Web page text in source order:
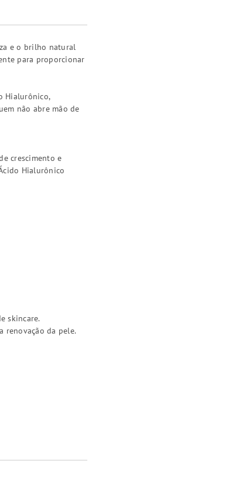
e o brilho natural
para proporcionar
Hialurônico,
não abre mão de
crescimento e
Hialurônico
skincare.
renovação da pele.